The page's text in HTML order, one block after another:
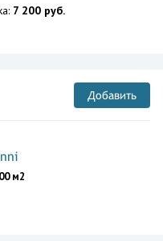
7 200 руб.
Добавить
м2